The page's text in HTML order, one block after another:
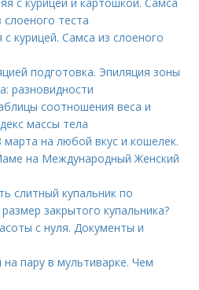
теста
курицей. Самса из слоеного
подготовка. Эпиляция зоны
разновидности
соотношения веса и
массы тела
марта на любой вкус и кошелек.
на Международный Женский
слитный купальник по
закрытого купальника?
с нуля. Документы и
пару в мультиварке. Чем